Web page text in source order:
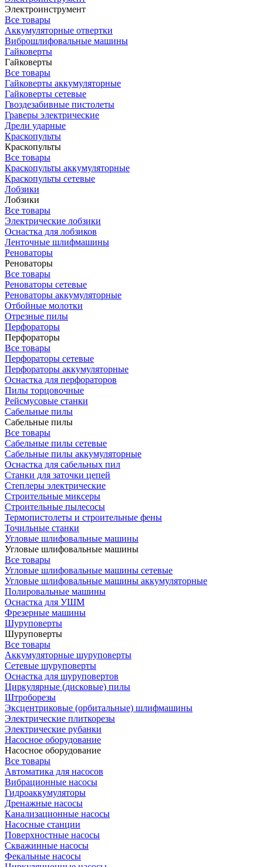
Электроинструмент
Все товары
Аккумуляторные отвертки
Виброшлифовальные машины
Гайковерты
Гайковерты
Все товары
Гайковерты аккумуляторные
Гайковерты сетевые
Гвоздезабивные пистолеты
Граверы электрические
Дрели ударные
Краскопульты
Краскопульты
Все товары
Краскопульты аккумуляторные
Краскопульты сетевые
Лобзики
Лобзики
Все товары
Электрические лобзики
Оснастка для лобзиков
Ленточные шлифмашины
Реноваторы
Реноваторы
Все товары
Реноваторы сетевые
Реноваторы аккумуляторные
Отбойные молотки
Отрезные пилы
Перфораторы
Перфораторы
Все товары
Перфораторы сетевые
Перфораторы аккумуляторные
Оснастка для перфораторов
Пилы торцовочные
Рейсмусовые станки
Сабельные пилы
Сабельные пилы
Все товары
Сабельные пилы сетевые
Сабельные пилы аккумуляторные
Оснастка для сабельных пил
Станки для заточки цепей
Степлеры электрические
Строительные миксеры
Строительные пылесосы
Термопистолеты и строительные фены
Точильные станки
Угловые шлифовальные машины
Угловые шлифовальные машины
Все товары
Угловые шлифовальные машины сетевые
Угловые шлифовальные машины аккумуляторные
Полировальные машины
Оснастка для УШМ
Фрезерные машины
Шуруповерты
Шуруповерты
Все товары
Аккумуляторные шуруповерты
Сетевые шуруповерты
Оснастка для шуруповертов
Циркулярные (дисковые) пилы
Штроборезы
Эксцентриковые (орбитальные) шлифмашины
Электрические плиткорезы
Электрические рубанки
Насосное оборудование
Насосное оборудование
Все товары
Автоматика для насосов
Вибрационные насосы
Гидроаккумуляторы
Дренажные насосы
Канализационные насосы
Насосные станции
Поверхностные насосы
Скважинные насосы
Фекальные насосы